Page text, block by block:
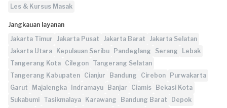
Les & Kursus Masak
Jangkauan layanan
Jakarta Timur
Jakarta Pusat Jakarta Barat
Jakarta Selatan
Jakarta Utara
Kepulauan Seribu Pandeglang Serang
Lebak
Tangerang Kota Cilegon Tangerang Selatan
Tangerang Kabupaten Cianjur Bandung Cirebon
Purwakarta
Garut
Majalengka Indramayu Banjar Ciamis
Bekasi Kota
Sukabumi Tasikmalaya Karawang Bandung Barat
Depok